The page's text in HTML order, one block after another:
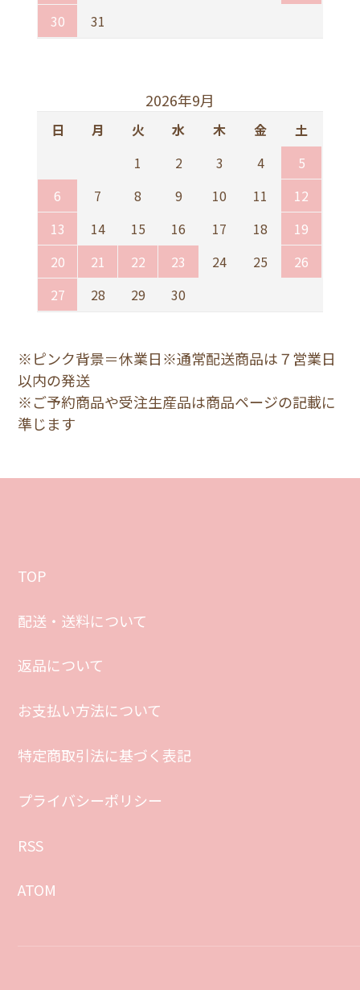
30
31
2026年9月
日 月 火 水 木 金
土
1
2 3 4
5
6
7 8 9 10 11
12
13
14 15 16 17 18
19
20
21 22 23 24 25
26
27
28 29 30
※ピンク背景＝休業日※通常配送商品は７営業日
以内の発送
※ご予約商品や受注生産品は商品ページの記載に
準じます
TOP
配送・送料について
返品について
お支払い方法について
特定商取引法に基づく表記
プライバシーポリシー
RSS
ATOM